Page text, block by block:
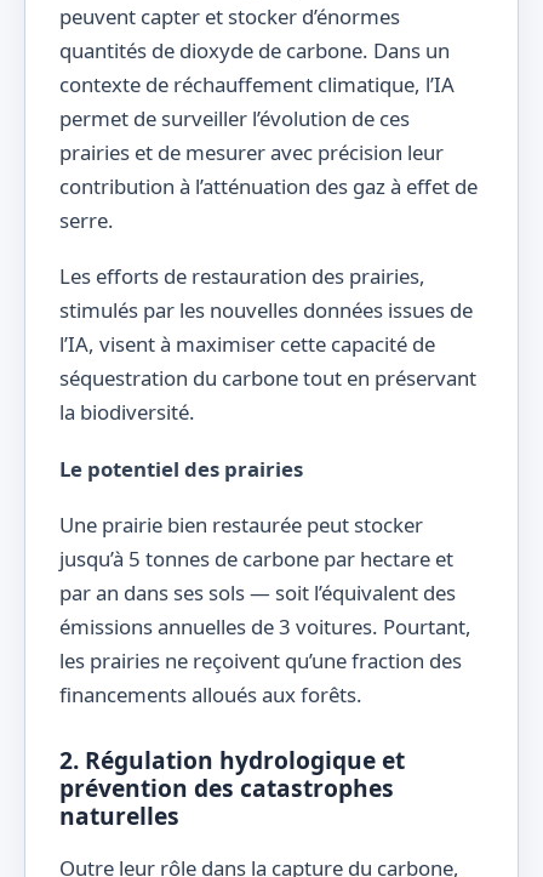
peuvent capter et stocker d’énormes
quantités de dioxyde de carbone. Dans un
contexte de réchauffement climatique, l’IA
permet de surveiller l’évolution de ces
prairies et de mesurer avec précision leur
contribution à l’atténuation des gaz à effet de
serre.
Les efforts de restauration des prairies,
stimulés par les nouvelles données issues de
l’IA, visent à maximiser cette capacité de
séquestration du carbone tout en préservant
la biodiversité.
Le potentiel des prairies
Une prairie bien restaurée peut stocker
jusqu’à 5 tonnes de carbone par hectare et
par an dans ses sols — soit l’équivalent des
émissions annuelles de 3 voitures. Pourtant,
les prairies ne reçoivent qu’une fraction des
financements alloués aux forêts.
2. Régulation hydrologique et
prévention des catastrophes
naturelles
Outre leur rôle dans la capture du carbone,